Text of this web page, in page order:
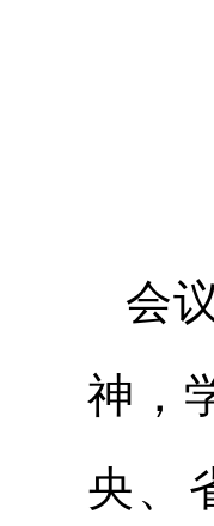
会
神，
央、